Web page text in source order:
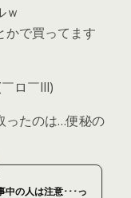
ｗ
かで買ってます
ロ￣lll)
ったのは…便秘の
中の人は注意･･･っ